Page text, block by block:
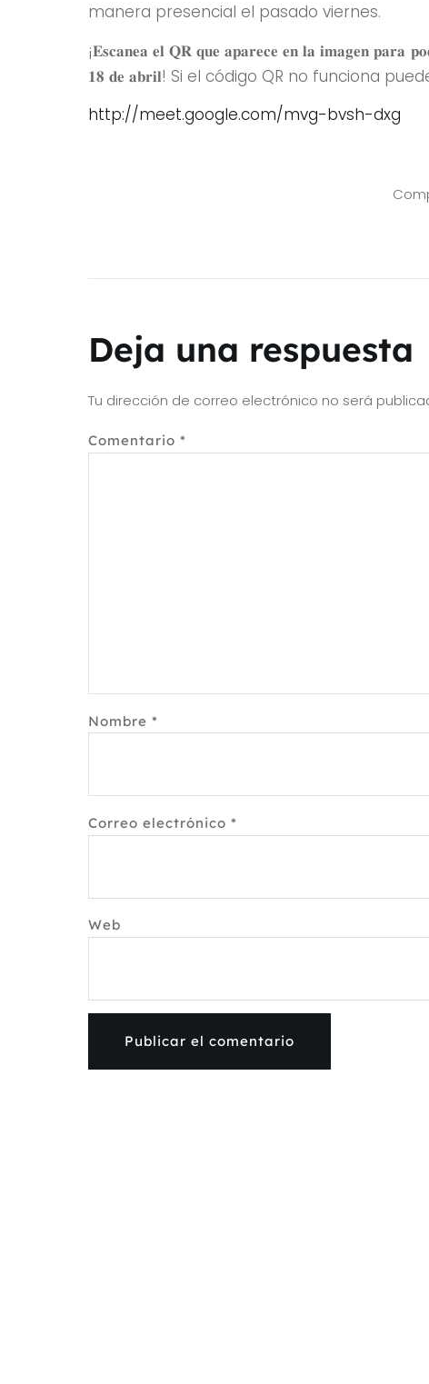
manera presencial el pasado viernes.
¡𝐄𝐬𝐜𝐚𝐧𝐞𝐚 𝐞𝐥 𝐐𝐑 𝐪𝐮𝐞 𝐚𝐩𝐚𝐫𝐞𝐜𝐞 𝐞𝐧 𝐥𝐚 𝐢𝐦𝐚𝐠𝐞𝐧 𝐩𝐚𝐫𝐚
𝟏𝟖 𝐝𝐞 𝐚𝐛𝐫𝐢𝐥! Si el código QR no funciona
http://meet.google.com/mvg-bvsh-dxg
Deja una respuesta
Tu dirección de correo electrónico no será
Comentario *
Nombre *
Correo electrónico *
Web